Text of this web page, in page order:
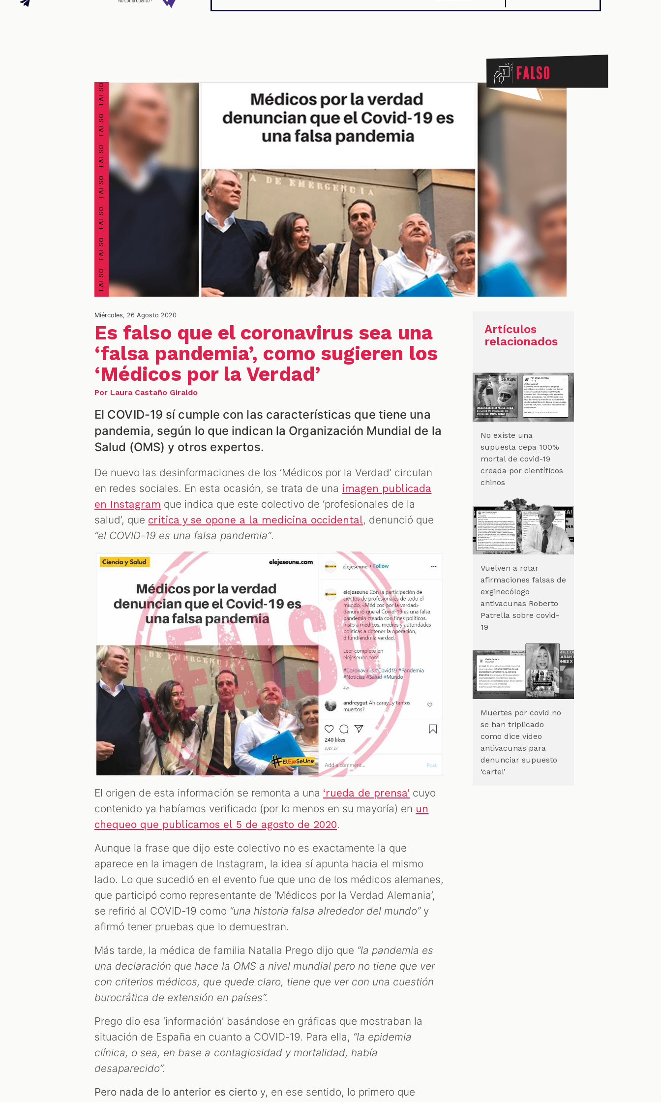
FALSO FALSO FALSO FALSO FALSO FALSO FALSO FALSO Falso
Miércoles, 26 Agosto 2020
Es falso que el coronavirus sea una
‘falsa pandemia’, como sugieren los
‘Médicos por la Verdad’
Por Laura Castaño Giraldo
El COVID-19 sí cumple con las características que tiene una
pandemia, según lo que indican la Organización Mundial de la
Salud (OMS) y otros expertos.
De nuevo las desinformaciones de los ‘Médicos por la Verdad’ circulan
en redes sociales. En esta ocasión, se trata de una imagen publicada
en Instagram que indica que este colectivo de ‘profesionales de la
salud’, que critica y se opone a la medicina occidental, denunció que
“el COVID-19 es una falsa pandemia”.
El origen de esta información se remonta a una ‘rueda de prensa’ cuyo
contenido ya habíamos verificado (por lo menos en su mayoría) en un
chequeo que publicamos el 5 de agosto de 2020.
Aunque la frase que dijo este colectivo no es exactamente la que
aparece en la imagen de Instagram, la idea sí apunta hacia el mismo
lado. Lo que sucedió en el evento fue que uno de los médicos alemanes,
que participó como representante de ‘Médicos por la Verdad Alemania’,
se refirió al COVID-19 como “una historia falsa alrededor del mundo”y
afirmó tener pruebas que lo demuestran.
Más tarde, la médica de familia Natalia Prego dijo que “la pandemia es
una declaración que hace la OMS a nivel mundial pero no tiene que ver
con criterios médicos, que quede claro, tiene que ver con una cuestión
burocrática de extensión en países”.
Prego dio esa ‘información’ basándose en gráficas que mostraban la
situación de España en cuanto a COVID-19. Para ella, “la epidemia
clínica, o sea, en base a contagiosidad y mortalidad, había
desaparecido”.
Pero nada de lo anterior es cierto y, en ese sentido, lo primero que
Artículos
relacionados
No existe una
supuesta cepa 100%
mortal de covid-19
creada por científicos
chinos
Vuelven a rotar
afirmaciones falsas de
exginecólogo
antivacunas Roberto
Patrella sobre covid-
19
Muertes por covid no
se han triplicado
como dice video
antivacunas para
denunciar supuesto
‘cartel’